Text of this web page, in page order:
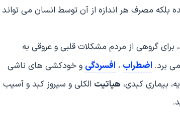
بلکه مصرف هر اندازه از آن توسط انسان می تواند
برای گروهی از مردم مشکلات قلبی و عروقی به
برد. اضطراب ، افسردگی و خودکشی های ناشی
بیماری کبدی، هپاتیت الکلی و سیروز کبد و آسیب